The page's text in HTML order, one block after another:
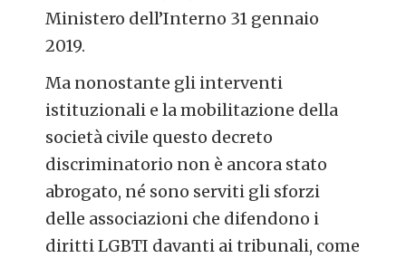
Ministero dell’Interno 31 gennaio
2019.
Ma nonostante gli interventi
istituzionali e la mobilitazione della
società civile questo decreto
discriminatorio non è ancora stato
abrogato, né sono serviti gli sforzi
delle associazioni che difendono i
diritti LGBTI davanti ai tribunali, come